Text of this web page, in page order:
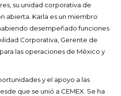
su unidad corporativa de
abierta. Karla es un miembro
desempeñado funciones
Corporativa, Gerente de
las operaciones de México y
y el apoyo a las
que se unió a CEMEX. Se ha